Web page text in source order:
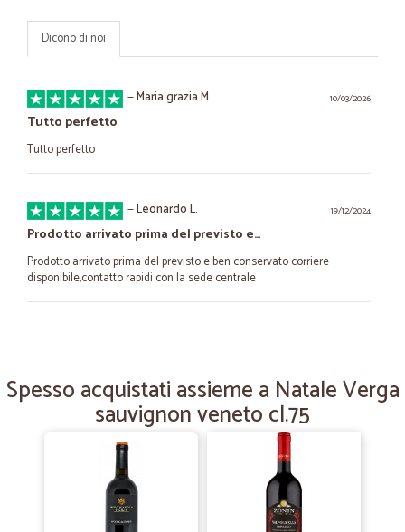
Dicono di noi
10/03/2026
—Maria grazia M.
Tutto perfetto
Tutto perfetto
19/12/2024
—Leonardo L.
Prodotto arrivato prima del previsto e…
Prodotto arrivato prima del previsto e ben conservato corriere
disponibile,contatto rapidi con la sede centrale
tutto molto curato
—
Tutto perfetto!
La merce arriva perfettamente imballata e confezionata in comode
Spesso acquistati assieme a Natale Verga
sauvignon veneto cl.75